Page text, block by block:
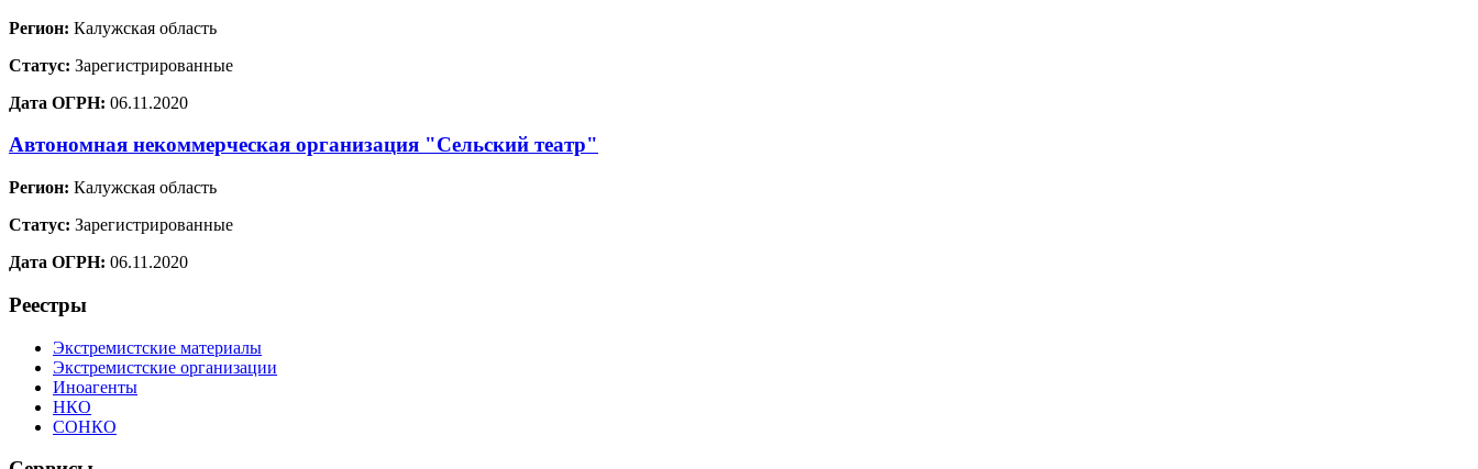
Регион: Калужская область
Статус: Зарегистрированные
Дата ОГРН: 06.11.2020
Автономная некоммерческая организация "Сельский театр"
Регион: Калужская область
Статус: Зарегистрированные
Дата ОГРН: 06.11.2020
Реестры
Экстремистские материалы
Экстремистские организации
Иноагенты
НКО
СОНКО